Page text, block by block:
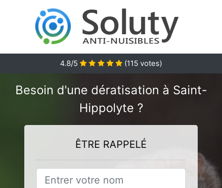
4.8/5 (115 votes)
Besoin d'une dératisation à Saint-
Hippolyte ?
ÊTRE RAPPELÉ